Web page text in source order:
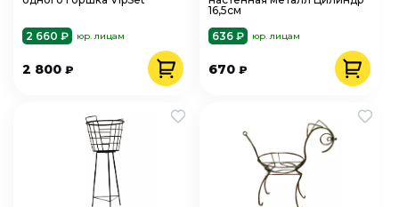
2 660 ₽ юр. лицам
2 800 ₽
16,5см
636 ₽
юр. лицам
670₽